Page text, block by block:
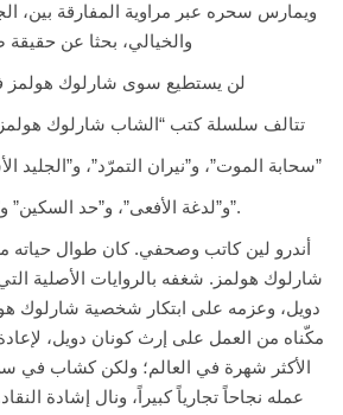
ويمارس سحره عبر مراوية المفارقة بين،
والخيالي، بحثا عن حقيقة
لن يستطيع سوى شارلوك هولمز
تتالف سلسلة كتب “الشاب شارلوك هولمز”
“سحابة الموت”، و”نيران التمرّد”، و”الجليد الأسود”، و”عاصفة اللهب”
و”لدغة الأفعى”، و”حد السكين” و”برودة القبر”.
شارلوك هولمز. شغفه بالروايات الأصلية التي
دويل، وعزمه على ابتكار شخصية شارلوك
مكّناه من العمل على إرث كونان دويل،
الأكثر شهرة في العالم؛ ولكن كشاب في
عمله نجاحاً تجارياً كبيراً، ونال إشادة